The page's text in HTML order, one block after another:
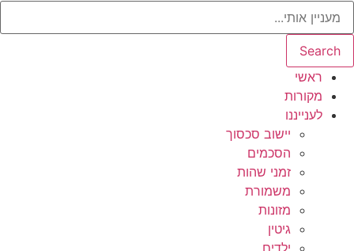
Search
ראשי
מקורות
לענייננו
יישוב סכסוך
הסכמים
זמני שהות
משמורת
מזונות
גיטין
ילדים